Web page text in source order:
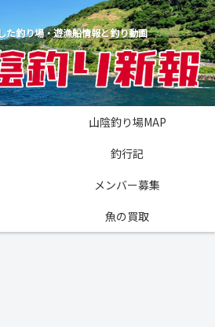
た釣り場・遊漁船情報と釣り動画
山陰釣り場MAP
釣行記
メンバー募集
魚の買取